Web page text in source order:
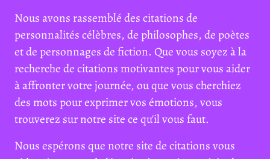
Nous avons rassemblé des citations de
personnalités célèbres, de philosophes, de poètes
et de personnages de fiction. Que vous soyez à la
recherche de citations motivantes pour vous aider
à affronter votre journée, ou que vous cherchiez
des mots pour exprimer vos émotions, vous
trouverez sur notre site ce qu'il vous faut.
Nous espérons que notre site de citations vous